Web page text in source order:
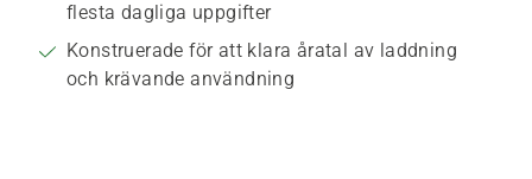
flesta dagliga uppgifter
Konstruerade för att klara åratal av laddning
och krävande användning